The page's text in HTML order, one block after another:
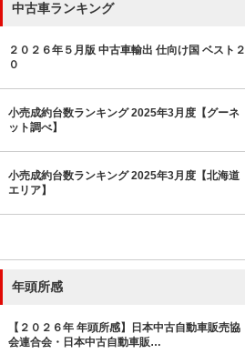
中古車ランキング
２０２６年５月版 中古車輸出 仕向け国 ベスト２
０
小売成約台数ランキング 2025年3月度【グーネ
ット調べ】
小売成約台数ランキング 2025年3月度【北海道
エリア】
年頭所感
【２０２６年 年頭所感】日本中古自動車販売協
会連合会・日本中古自動車販…